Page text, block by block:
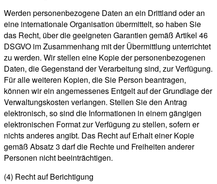
Werden personenbezogene Daten an ein Drittland oder an
eine internationale Organisation übermittelt, so haben Sie
das Recht, über die geeigneten Garantien gemäß Artikel 46
DSGVO im Zusammenhang mit der Übermittlung unterrichtet
zu werden. Wir stellen eine Kopie der personenbezogenen
Daten, die Gegenstand der Verarbeitung sind, zur Verfügung.
Für alle weiteren Kopien, die Sie Person beantragen,
können wir ein angemessenes Entgelt auf der Grundlage der
Verwaltungskosten verlangen. Stellen Sie den Antrag
elektronisch, so sind die Informationen in einem gängigen
elektronischen Format zur Verfügung zu stellen, sofern er
nichts anderes angibt. Das Recht auf Erhalt einer Kopie
gemäß Absatz 3 darf die Rechte und Freiheiten anderer
Personen nicht beeinträchtigen.
(4) Recht auf Berichtigung